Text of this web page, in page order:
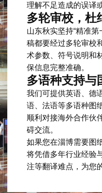
理解不足造成的误译
多轮审校，杜
山东秋实坚持“精准
稿都要经过多轮审校
术参数、符号说明和
保信息完整准确。
多语种支持与
我们可提供英语、德
语、法语等多语种图
顺利对接海外合作伙
碍交流。
如果您在淄博需要图
将凭借多年行业经验
注等翻译难点，为您